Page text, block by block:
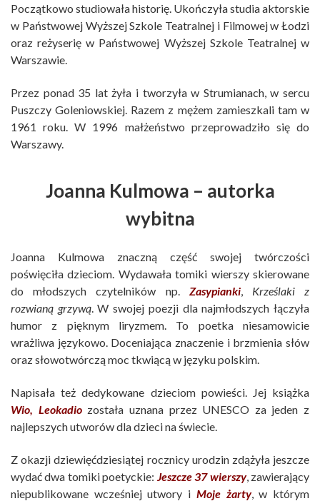
Początkowo studiowała historię. Ukończyła studia aktorskie
w Państwowej Wyższej Szkole Teatralnej i Filmowej w Łodzi
oraz reżyserię w Państwowej Wyższej Szkole Teatralnej w
Warszawie.
Przez ponad 35 lat żyła i tworzyła w Strumianach, w sercu
Puszczy Goleniowskiej. Razem z mężem zamieszkali tam w
1961 roku. W 1996 małżeństwo przeprowadziło się do
Warszawy.
Joanna Kulmowa – autorka
wybitna
Joanna Kulmowa znaczną część swojej twórczości
poświęciła dzieciom. Wydawała tomiki wierszy skierowane
do młodszych czytelników np. Zasypianki, Krześlaki z
rozwianą grzywą. W swojej poezji dla najmłodszych łączyła
humor z pięknym liryzmem. To poetka niesamowicie
wrażliwa językowo. Doceniająca znaczenie i brzmienia słów
oraz słowotwórczą moc tkwiącą w języku polskim.
Napisała też dedykowane dzieciom powieści. Jej książka
Wio, Leokadiozostała uznana przez UNESCO za jeden z
najlepszych utworów dla dzieci na świecie.
Z okazji dziewięćdziesiątej rocznicy urodzin zdążyła jeszcze
wydać dwa tomiki poetyckie: Jeszcze 37 wierszy, zawierający
niepublikowane wcześniej utwory i Moje żarty, w którym